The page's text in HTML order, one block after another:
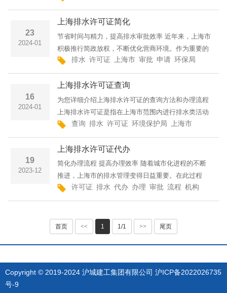
工业废水或生活污水之前,必须向政府部门提出申请并
获
23
2024-01
上海排水许可证简化
节省时间与精力，提高排水审批效率 近年来，上海市
积极推行简政放权，不断优化营商环境。作为重要的
环保监管措施之一，上海市排水许可证管理也在不断
创新与简化中迈出新的步伐。本文将详细介绍上海市
排水许可证
排水 许可证 上海市 审批 申请 环保局
16
2024-01
上海排水许可证查询
为您详细介绍上海排水许可证的查询方法和办理流程
上海排水许可证是指在上海市范围内进行排水类活动
的法定许可证，该许可证的办理和查询对于保护环
境、合法经营至关重要。本文将详细介绍上海排水许
可证的查询方
查询 排水 许可证 环境保护局 上海市
19
2023-12
上海排水许可证代办
简化办理流程 提高办理效率 随着城市化进程的不断
推进，上海市的排水管理变得日益重要。在此过程
中，获得排水许可证是非常关键的一项操作。本文将
为大家详细介绍上海排水许可证的代办流程，帮助您
许可证 排水 代办 办理 审批 流程 机构
首页 << 1 1/1 >> 尾页
Copyright © 2019-2024 沪城建工集团有限公司 沪ICP备2022026735
号-9